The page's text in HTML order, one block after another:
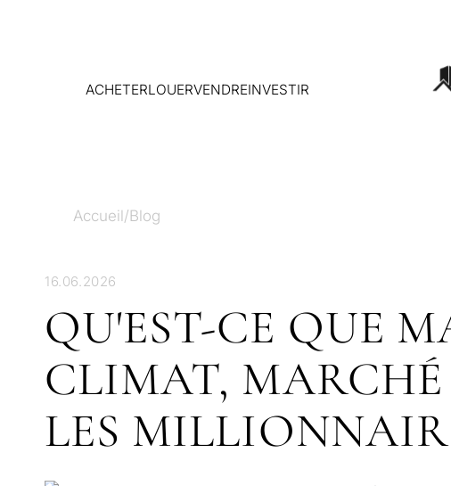
ACHETERLOUERVENDREINVESTIR
Accueil/Blog
16.06.2026
QU'EST-CE QUE
CLIMAT,
LES